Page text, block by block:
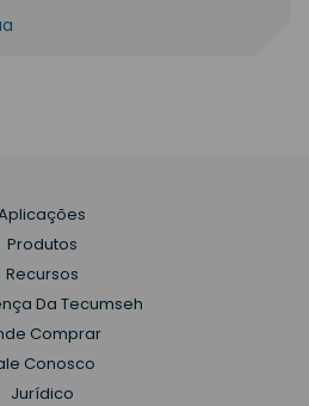
Produtos
Recursos
Da Tecumseh
Comprar
Conosco
Jurídico